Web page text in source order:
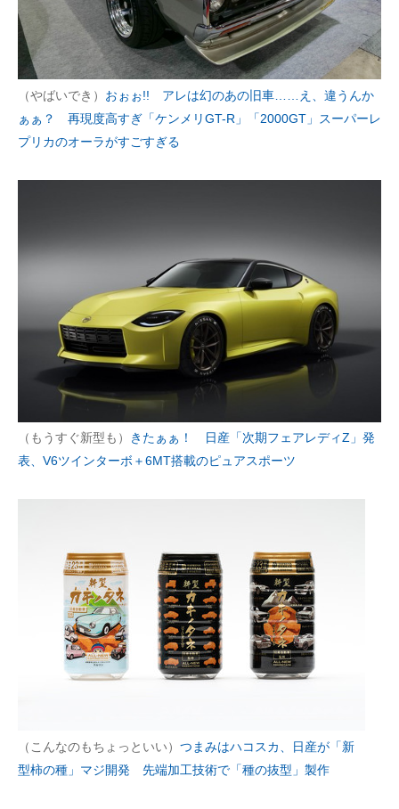
（やばいでき） おぉぉ!! アレは幻のあの旧車……え、違うんか
ぁぁ？ 再現度高すぎ「ケンメリGT-R」「2000GT」スーパーレ
プリカのオーラがすごすぎる
（もうすぐ新型も）
きたぁぁ！ 日産「次期フェアレディZ」発
表、V6ツインターボ＋6MT搭載のピュアスポーツ
（こんなのもちょっといい） つまみはハコスカ、日産が「新
型柿の種」マジ開発 先端加工技術で「種の抜型」製作